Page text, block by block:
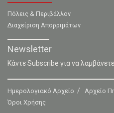
Πόλεις & Περιβάλλον
Διαχείριση Απορριμάτων
Newsletter
Κάντε Subscribe για να
Ημερολογιακό Αρχείο Αρχείο
Όροι Χρήσης